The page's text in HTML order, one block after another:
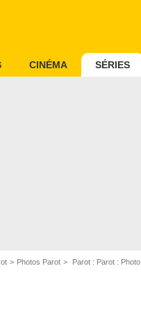
CINÉMA SÉRIES
Photos Parot Parot : Parot : Photo